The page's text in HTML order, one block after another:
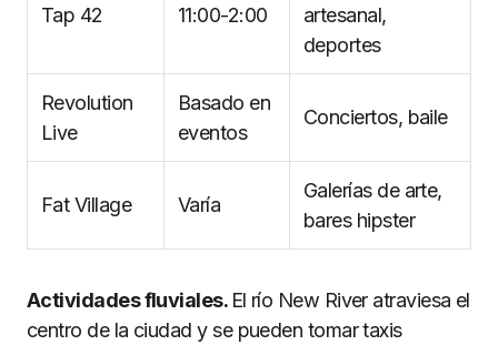
Tap 42 11:00-2:00
artesanal,
deportes
Revolution
Live
Basado en
eventos
Conciertos, baile
Fat Village Varía
Galerías de arte,
bares hipster
Actividades fluviales. El río New River atraviesa el
centro de la ciudad y se pueden tomar taxis